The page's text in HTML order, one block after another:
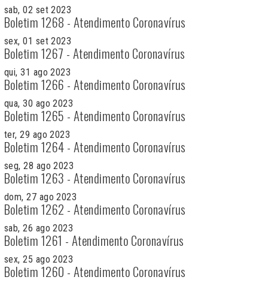
sab, 02 set 2023
Boletim 1268 - Atendimento Coronavírus
sex, 01 set 2023
Boletim 1267 - Atendimento Coronavírus
qui, 31 ago 2023
Boletim 1266 - Atendimento Coronavírus
qua, 30 ago 2023
Boletim 1265 - Atendimento Coronavírus
ter, 29 ago 2023
Boletim 1264 - Atendimento Coronavírus
seg, 28 ago 2023
Boletim 1263 - Atendimento Coronavírus
dom, 27 ago 2023
Boletim 1262 - Atendimento Coronavírus
sab, 26 ago 2023
Boletim 1261 - Atendimento Coronavírus
sex, 25 ago 2023
Boletim 1260 - Atendimento Coronavírus